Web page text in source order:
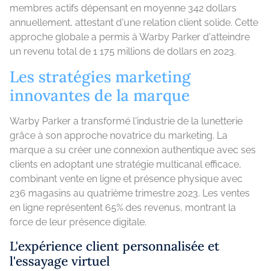
membres actifs dépensant en moyenne 342 dollars
annuellement, attestant d'une relation client solide. Cette
approche globale a permis à Warby Parker d'atteindre
un revenu total de 1 175 millions de dollars en 2023.
Les stratégies marketing
innovantes de la marque
Warby Parker a transformé l'industrie de la lunetterie
grâce à son approche novatrice du marketing. La
marque a su créer une connexion authentique avec ses
clients en adoptant une stratégie multicanal efficace,
combinant vente en ligne et présence physique avec
236 magasins au quatrième trimestre 2023. Les ventes
en ligne représentent 65% des revenus, montrant la
force de leur présence digitale.
L'expérience client personnalisée et
l'essayage virtuel